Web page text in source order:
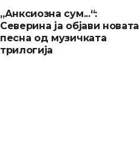
„Анксиозна сум...“:
Северина ја објави новата
песна од музичката
трилогија